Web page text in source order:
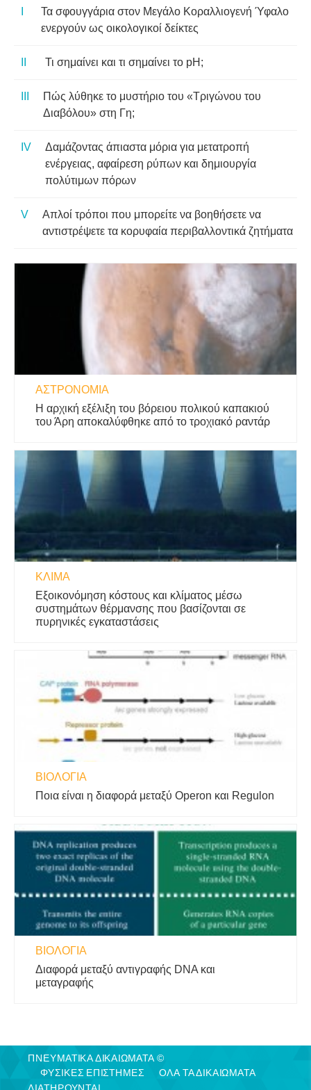
Τα σφουγγάρια στον Μεγάλο Κοραλλιογενή Ύφαλο
ενεργούν ως οικολογικοί δείκτες
Τι σημαίνει και τι σημαίνει το pH;
Πώς λύθηκε το μυστήριο του «Τριγώνου του
Διαβόλου» στη Γη;
Δαμάζοντας άπιαστα μόρια για μετατροπή
ενέργειας, αφαίρεση ρύπων και δημιουργία
πολύτιμων πόρων
Απλοί τρόποι που μπορείτε να βοηθήσετε να
αντιστρέψετε τα κορυφαία περιβαλλοντικά ζητήματα
ΑΣΤΡΟΝΟΜΊΑ
Η αρχική εξέλιξη του βόρειου πολικού καπακιού
του Άρη αποκαλύφθηκε από το τροχιακό ραντάρ
ΚΛΊΜΑ
Εξοικονόμηση κόστους και κλίματος μέσω
συστημάτων θέρμανσης που βασίζονται σε
πυρηνικές εγκαταστάσεις
ΒΙΟΛΟΓΊΑ
Ποια είναι η διαφορά μεταξύ Operon και Regulon
ΒΙΟΛΟΓΊΑ
Διαφορά μεταξύ αντιγραφής DNA και
μεταγραφής
ΠΝΕΥΜΑΤΙΚΑ ΔΙΚΑΙΩΜΑΤΑ ©
ΦΥΣΙΚΈΣ ΕΠΙΣΤΉΜΕΣ
ΟΛΑ ΤΑ ΔΙΚΑΙΩΜΑΤΑ